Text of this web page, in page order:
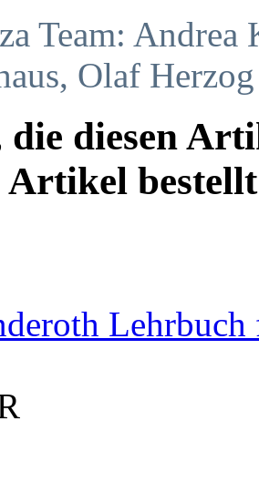
Team:
Olaf Herzog
diesen
Artikel